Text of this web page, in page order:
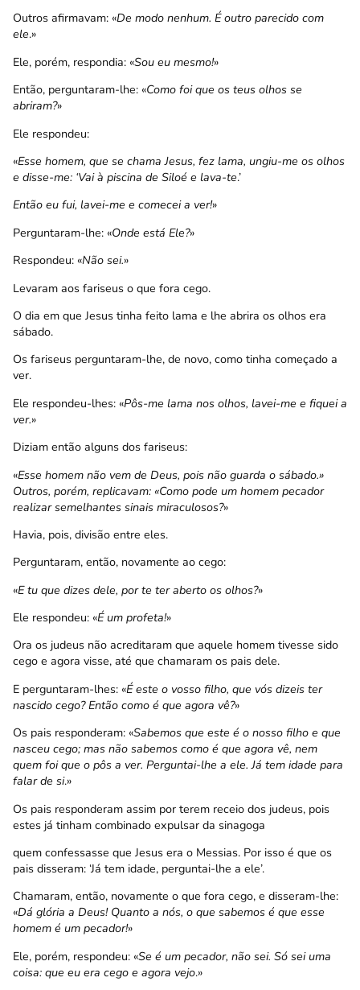
Outros afirmavam: «De modo nenhum. É outro parecido com
ele.»
Ele, porém, respondia: «Sou eu mesmo!»
Então, perguntaram-lhe: «Como foi que os teus olhos se
abriram?»
Ele respondeu:
«Esse homem, que se chama Jesus, fez lama, ungiu-me os olhos
e disse-me: ‘Vai à piscina de Siloé e lava-te.’
Então eu fui, lavei-me e comecei a ver!»
Perguntaram-lhe: «Onde está Ele?»
Respondeu: «Não sei.»
Levaram aos fariseus o que fora cego.
O dia em que Jesus tinha feito lama e lhe abrira os olhos era
sábado.
Os fariseus perguntaram-lhe, de novo, como tinha começado a
ver.
Ele respondeu-lhes: «Pôs-me lama nos olhos, lavei-me e fiquei a
ver.»
Diziam então alguns dos fariseus:
«Esse homem não vem de Deus, pois não guarda o sábado.»
Outros, porém, replicavam: «Como pode um homem pecador
realizar semelhantes sinais miraculosos?»
Havia, pois, divisão entre eles.
Perguntaram, então, novamente ao cego:
«E tu que dizes dele, por te ter aberto os olhos?»
Ele respondeu: «É um profeta!»
Ora os judeus não acreditaram que aquele homem tivesse sido
cego e agora visse, até que chamaram os pais dele.
E perguntaram-lhes: «É este o vosso filho, que vós dizeis ter
nascido cego? Então como é que agora vê?»
Os pais responderam: «Sabemos que este é o nosso filho e que
nasceu cego; mas não sabemos como é que agora vê, nem
quem foi que o pôs a ver. Perguntai-lhe a ele. Já tem idade para
falar de si.»
Os pais responderam assim por terem receio dos judeus, pois
estes já tinham combinado expulsar da sinagoga
quem confessasse que Jesus era o Messias. Por isso é que os
pais disseram: ‘Já tem idade, perguntai-lhe a ele’.
Chamaram, então, novamente o que fora cego, e disseram-lhe:
«Dá glória a Deus! Quanto a nós, o que sabemos é que esse
homem é um pecador!»
Ele, porém, respondeu: «Se é um pecador, não sei. Só sei uma
coisa: que eu era cego e agora vejo.»